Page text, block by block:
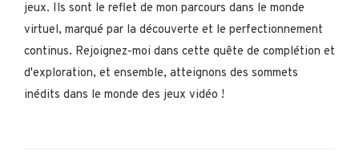
jeux. Ils sont le reflet de mon parcours dans le monde
virtuel, marqué par la découverte et le perfectionnement
continus. Rejoignez-moi dans cette quête de complétion et
d'exploration, et ensemble, atteignons des sommets
inédits dans le monde des jeux vidéo !